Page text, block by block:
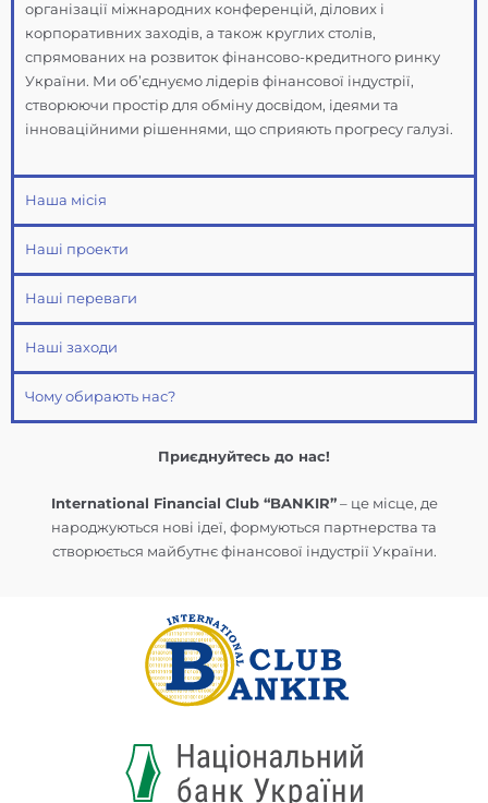
організації міжнародних конференцій, ділових і
корпоративних заходів, а також круглих столів,
спрямованих на розвиток фінансово-кредитного ринку
України. Ми об’єднуємо лідерів фінансової індустрії,
створюючи простір для обміну досвідом, ідеями та
інноваційними рішеннями, що сприяють прогресу галузі.
Наша місія
Наші проекти
Наші переваги
Наші заходи
Чому обирають нас?
Приєднуйтесь до нас!
International Financial Club “BANKIR”– це місце, де
народжуються нові ідеї, формуються партнерства та
створюється майбутнє фінансової індустрії України.